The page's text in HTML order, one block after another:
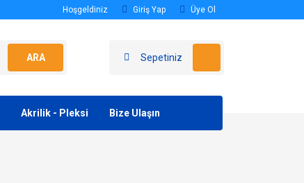
Hoşgeldiniz Giriş Yap Üye Ol
ARA Sepetiniz
Akrilik - Pleksi Bize Ulaşın